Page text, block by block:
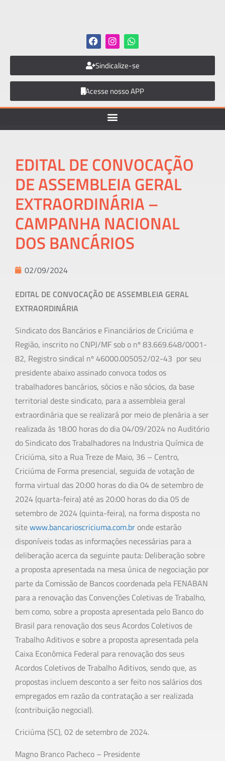
Sindicalize-se
Acesse nosso APP
EDITAL DE CONVOCAÇÃO
DE ASSEMBLEIA GERAL
EXTRAORDINÁRIA –
CAMPANHA NACIONAL
DOS BANCÁRIOS
02/09/2024
EDITAL DE CONVOCAÇÃO DE ASSEMBLEIA GERAL
EXTRAORDINÁRIA
Sindicato dos Bancários e Financiários de Criciúma e
Região, inscrito no CNPJ/MF sob o nº 83.669.648/0001-
82, Registro sindical nº 46000.005052/02-43 por seu
presidente abaixo assinado convoca todos os
trabalhadores bancários, sócios e não sócios, da base
territorial deste sindicato, para a assembleia geral
extraordinária que se realizará por meio de plenária a ser
realizada às 18:00 horas do dia 04/09/2024 no Auditório
do Sindicato dos Trabalhadores na Industria Química de
Criciúma, sito a Rua Treze de Maio, 36 – Centro,
Criciúma de Forma presencial, seguida de votação de
forma virtual das 20:00 horas do dia 04 de setembro de
2024 (quarta-feira) até as 20:00 horas do dia 05 de
setembro de 2024 (quinta-feira), na forma disposta no
sitewww.bancarioscriciuma.com.br onde estarão
disponíveis todas as informações necessárias para a
deliberação acerca da seguinte pauta: Deliberação sobre
a proposta apresentada na mesa única de negociação por
parte da Comissão de Bancos coordenada pela FENABAN
para a renovação das Convenções Coletivas de Trabalho,
bem como, sobre a proposta apresentada pelo Banco do
Brasil para renovação dos seus Acordos Coletivos de
Trabalho Aditivos e sobre a proposta apresentada pela
Caixa Econômica Federal para renovação dos seus
Acordos Coletivos de Trabalho Aditivos, sendo que, as
propostas incluem desconto a ser feito nos salários dos
empregados em razão da contratação a ser realizada
(contribuição negocial).
Criciúma (SC), 02 de setembro de 2024.
Magno Branco Pacheco – Presidente